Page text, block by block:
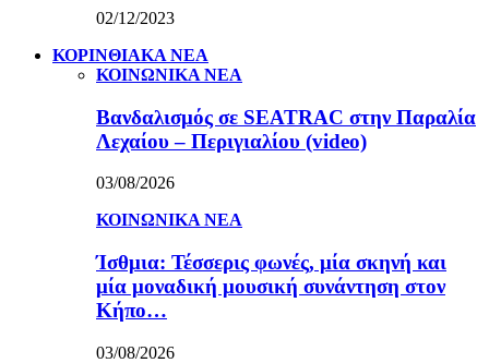
02/12/2023
ΚΟΡΙΝΘΙΑΚΑ ΝΕΑ
ΚΟΙΝΩΝΙΚΑ ΝΕΑ
Βανδαλισμός σε SEATRAC στην Παραλία
Λεχαίου – Περιγιαλίου (video)
03/08/2026
ΚΟΙΝΩΝΙΚΑ ΝΕΑ
Ίσθμια: Τέσσερις φωνές, μία σκηνή και
μία μοναδική μουσική συνάντηση στον
Κήπο…
03/08/2026